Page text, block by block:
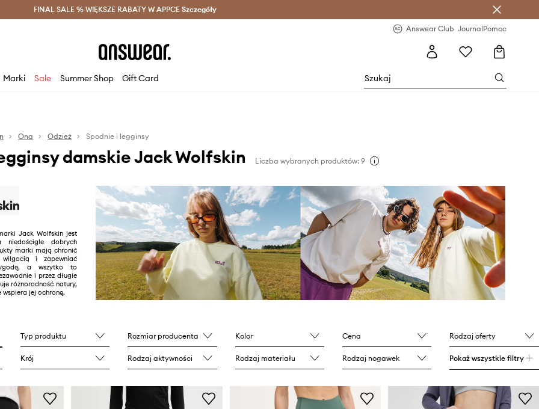
Oszczędzaj z Answear Club > Dostawa nawet w 24h >
FINAL SALE % WIĘKSZE RABATY W APPCE Szczegóły
Answear Club JournalPomoc
Marki Sale Summer Shop Gift Card
Ona Odzież Spodnie i legginsy
damskie Jack Wolfskin Liczba wybranych produktów: 9
Jack Wolfskin jest
niedościgle dobrych
marki mają chronić
wilgocią i zapewniać
a wszytko to
i przez długie
różnorodność natury,
jej ochronę.
Typ produktu Rozmiar producenta Kolor Cena Rodzaj oferty
Krój Rodzaj aktywności Rodzaj materiału Rodzaj nogawek Pokaż wszystkie filtry